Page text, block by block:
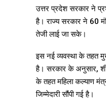
उत्तर प्रदेश सरकार ने
है। राज्य सरकार ने 60
तेजी लाई जा सके।
इस नई व्यवस्था के तहत
है। सरकार के अनुसार,
के तहत महिला कल्याण
जिम्मेदारी सौंपी गई है।